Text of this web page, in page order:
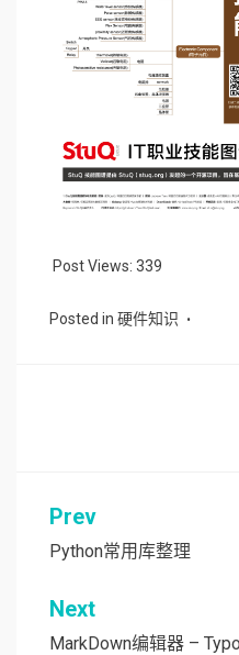
Post Views: 339
Posted in 硬件知识
文
章
导
航
Prev
Python常用库整理
Next
MarkDown编辑器 –